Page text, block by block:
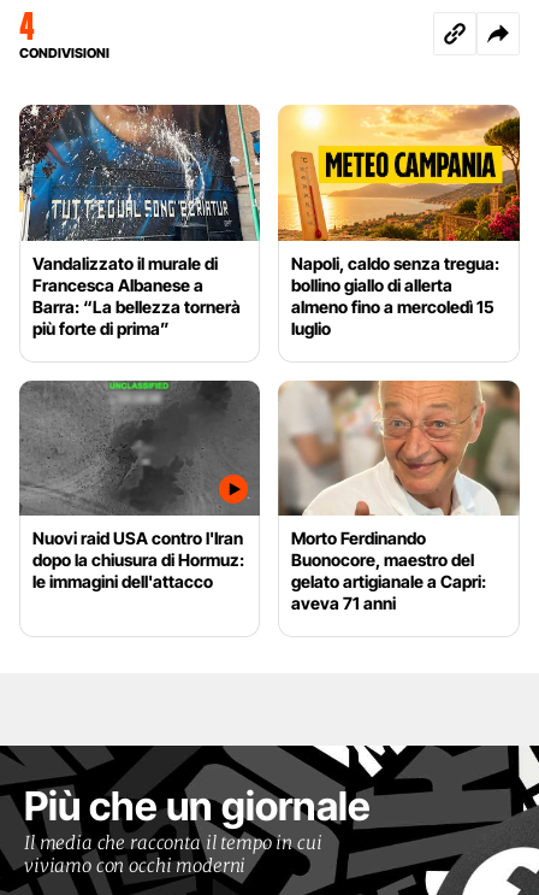
4
CONDIVISIONI
Vandalizzato il murale di
Francesca Albanese a
Barra: “La bellezza tornerà
più forte di prima”
Napoli, caldo senza tregua:
bollino giallo di allerta
almeno fino a mercoledì 15
luglio
Nuovi raid USA contro l'Iran
dopo la chiusura di Hormuz:
le immagini dell'attacco
Morto Ferdinando
Buonocore, maestro del
gelato artigianale a Capri:
aveva 71 anni
Più che un giornale
Il media che racconta il tempo in cui
viviamo con occhi moderni